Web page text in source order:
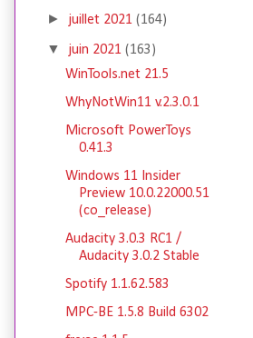
► juillet 2021(164)
▼ juin 2021(163)
WinTools.net 21.5
WhyNotWin11 v.2.3.0.1
Microsoft PowerToys
0.41.3
Windows 11 Insider
Preview 10.0.22000.51
(co_release)
Audacity 3.0.3 RC1 /
Audacity 3.0.2 Stable
Spotify 1.1.62.583
MPC-BE 1.5.8 Build 6302